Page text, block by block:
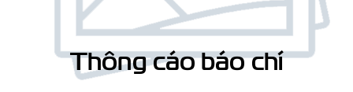
Thông cáo báo chí